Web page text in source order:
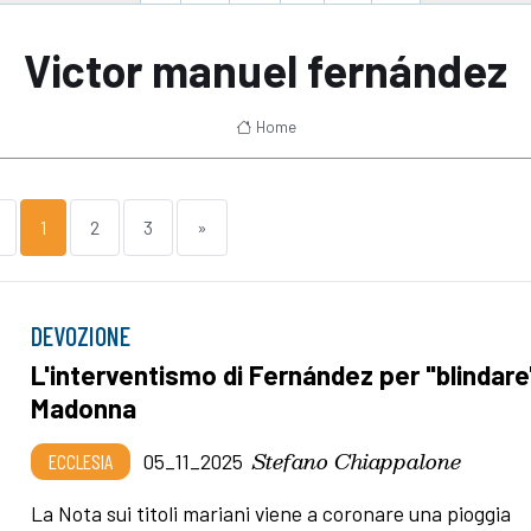
Victor manuel fernández
Home
1 2 3 »
DEVOZIONE
L'interventismo di Fernández per
Madonna
ECCLESIA 05_11_2025 Stefano Chiappalone
La Nota sui titoli mariani viene a coronare una pioggia